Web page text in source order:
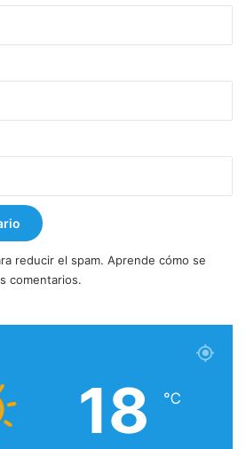
reducir el spam. Aprende cómo se
comentarios.
18 ℃